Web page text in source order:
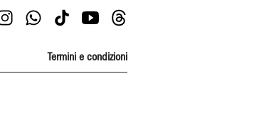
Termini e condizioni